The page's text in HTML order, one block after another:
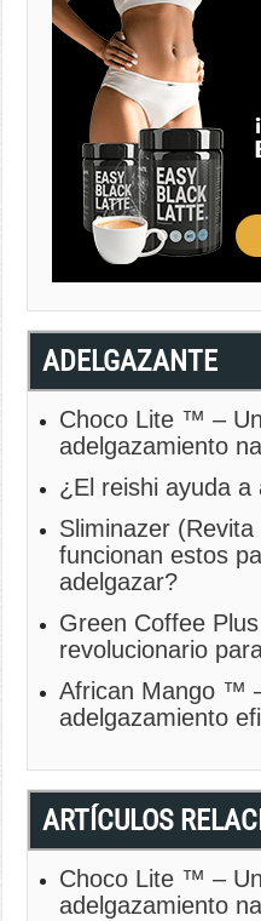
ADELGAZANTE
Choco Lite ™ –
adelgazamiento
¿El reishi ayuda a
Sliminazer
funcionan estos
adelgazar?
Green Coffee
revolucionario
African Mango ™
adelgazamiento
ARTÍCULOS
Choco Lite ™ –
adelgazamiento